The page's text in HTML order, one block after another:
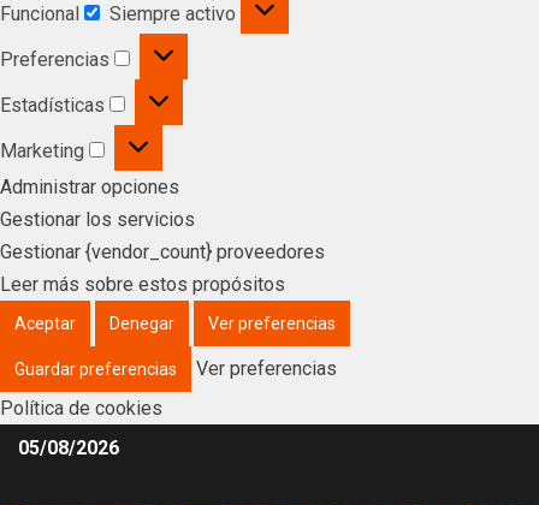
Funcional
Siempre activo
Preferencias
Estadísticas
Marketing
Administrar opciones
Gestionar los servicios
Gestionar {vendor_count} proveedores
Leer más sobre estos propósitos
Aceptar Denegar Ver preferencias
Guardar preferencias
Ver preferencias
Política de cookies
05/08/2026